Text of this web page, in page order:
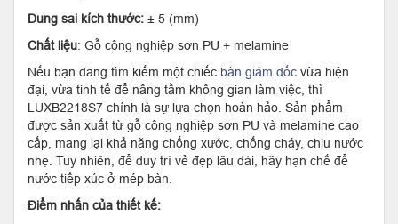
Dung sai kích thước: ± 5 (mm)
Chất liệu: Gỗ công nghiệp sơn PU + melamine
Nếu bạn đang tìm kiếm một chiếc bàn giám đốc vừa hiện
đại, vừa tinh tế để nâng tầm không gian làm việc, thì
LUXB2218S7 chính là sự lựa chọn hoàn hảo. Sản phẩm
được sản xuất từ gỗ công nghiệp sơn PU và melamine cao
cấp, mang lại khả năng chống xước, chống cháy, chịu nước
nhẹ. Tuy nhiên, để duy trì vẻ đẹp lâu dài, hãy hạn chế để
nước tiếp xúc ở mép bàn.
Điểm nhấn của thiết kế: